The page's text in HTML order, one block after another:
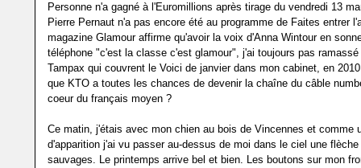
Personne n'a gagné à l'Euromillions après tirage du vendredi 13
Pierre Pernaut n'a pas encore été au programme de Faites entrer
magazine Glamour affirme qu'avoir la voix d'Anna Wintour en
téléphone "c'est la classe c'est glamour", j'ai toujours pas
Tampax qui couvrent le Voici de janvier dans mon cabinet, en
que KTO a toutes les chances de devenir la chaîne du câble
coeur du français moyen ?
Ce matin, j'étais avec mon chien au bois de Vincennes et comme
d'apparition j'ai vu passer au-dessus de moi dans le ciel une flèche
sauvages. Le printemps arrive bel et bien. Les boutons sur mon